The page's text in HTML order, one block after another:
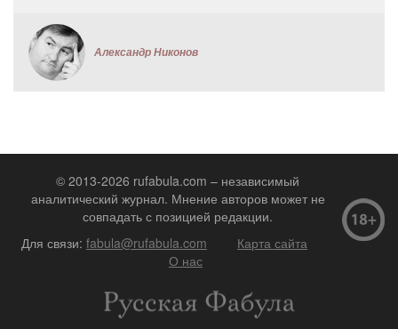
Александр Никонов
© 2013-2026 rufabula.com – независимый
аналитический журнал. Мнение авторов может не
совпадать с позицией редакции.
Для связи: fabula@rufabula.com
Карта сайта
О нас